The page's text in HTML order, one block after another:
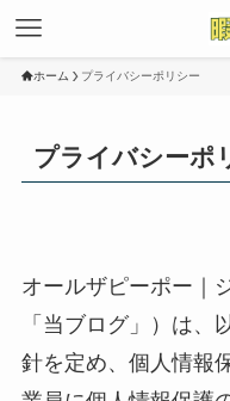
ホーム プライバシーポリシー
プライバシーポ
オールザピーポー｜
「当ブログ」）は、
針を定め、個人情報